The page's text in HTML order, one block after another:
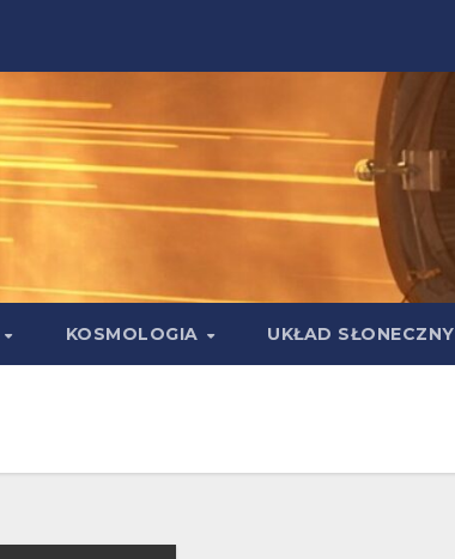
KOSMOLOGIA UKŁAD SŁONECZNY